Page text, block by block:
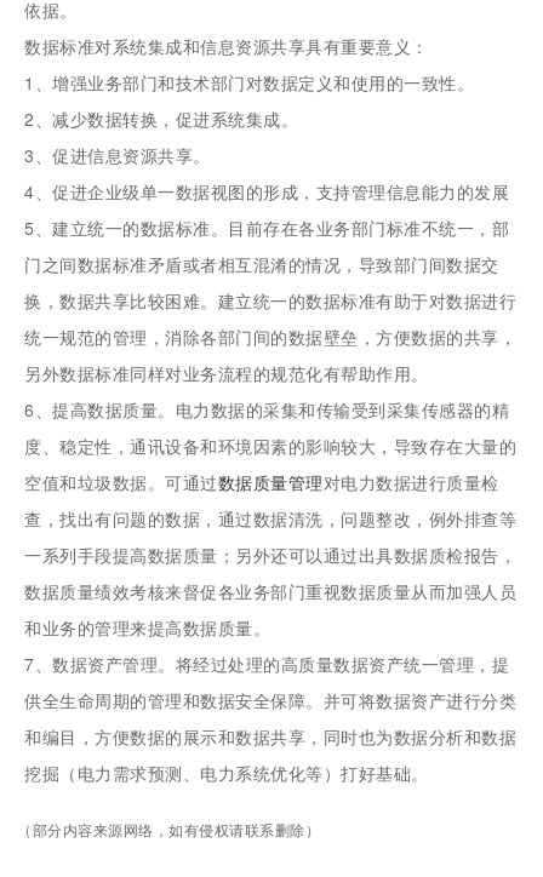
依据。
数据标准对系统集成和信息资源共享具有重要意义：
1、增强业务部门和技术部门对数据定义和使用的一致性。
2、减少数据转换，促进系统集成。
3、促进信息资源共享。
4、促进企业级单一数据视图的形成，支持管理信息能力的发展
5、建立统一的数据标准。目前存在各业务部门标准不统一，部
门之间数据标准矛盾或者相互混淆的情况，导致部门间数据交
换，数据共享比较困难。建立统一的数据标准有助于对数据进行
统一规范的管理，消除各部门间的数据壁垒，方便数据的共享，
另外数据标准同样对业务流程的规范化有帮助作用。
6、提高数据质量。电力数据的采集和传输受到采集传感器的精
度、稳定性，通讯设备和环境因素的影响较大，导致存在大量的
空值和垃圾数据。可通过数据质量管理对电力数据进行质量检
查，找出有问题的数据，通过数据清洗，问题整改，例外排查等
一系列手段提高数据质量；另外还可以通过出具数据质检报告，
数据质量绩效考核来督促各业务部门重视数据质量从而加强人员
和业务的管理来提高数据质量。
7、数据资产管理。将经过处理的高质量数据资产统一管理，提
供全生命周期的管理和数据安全保障。并可将数据资产进行分类
和编目，方便数据的展示和数据共享，同时也为数据分析和数据
挖掘（电力需求预测、电力系统优化等）打好基础。
（部分内容来源网络，如有侵权请联系删除）